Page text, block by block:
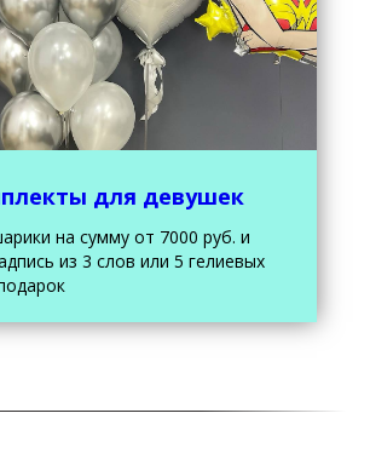
для девушек
на сумму от 7000 руб. и
из 3 слов или 5 гелиевых